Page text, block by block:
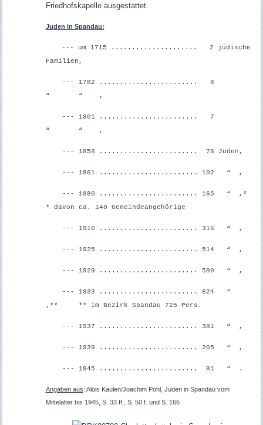
Friedhofskapelle ausgestattet.
Juden in Spandau:
--- um 1715 ..................... 2 jüdische
Familien,
--- 1782 ........................ 8
“ “ ,
--- 1801 ........................ 7
“ “ ,
--- 1858 ........................ 78 Juden,
--- 1861 ........................ 102 “ ,
--- 1880 ........................ 165 “ ,*
* davon ca. 140 Gemeindeangehörige
--- 1910 ........................ 316 “ ,
--- 1925 ........................ 514 “ ,
--- 1929 ........................ 580 “ ,
--- 1933 ........................ 624 “
,**
** im Bezirk Spandau 725 Pers.
--- 1937 ........................ 381 “ ,
--- 1939 ........................ 205 “ ,
--- 1945 ........................ 81 “ .
Angaben aus: Alois Kaulen/Joachim Pohl, Juden in Spandau vom
Mittelalter bis 1945, S. 33 ff., S. 50 f. und S. 166